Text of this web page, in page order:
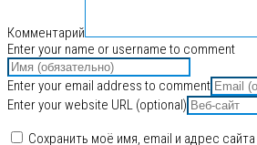
Комментарий
Enter your name or username to comment
Enter your email address to comment
Enter your website URL (optional)
Сохранить моё имя, email и адрес